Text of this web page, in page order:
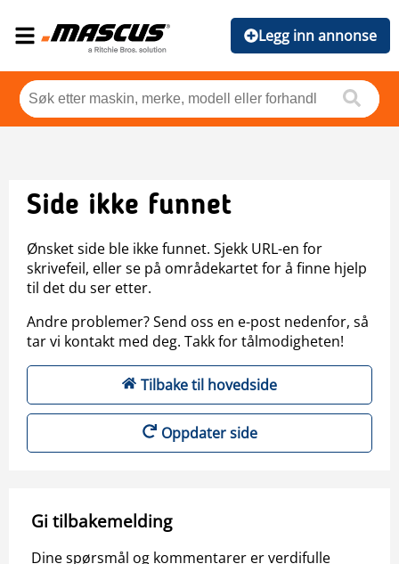
Legg inn annonse
Side ikke funnet
Ønsket side ble ikke funnet. Sjekk URL-en for
skrivefeil, eller se på områdekartet for å finne hjelp
til det du ser etter.
Andre problemer? Send oss en e-post nedenfor, så
tar vi kontakt med deg. Takk for tålmodigheten!
Tilbake til hovedside
Oppdater side
Gi tilbakemelding
Dine spørsmål og kommentarer er verdifulle